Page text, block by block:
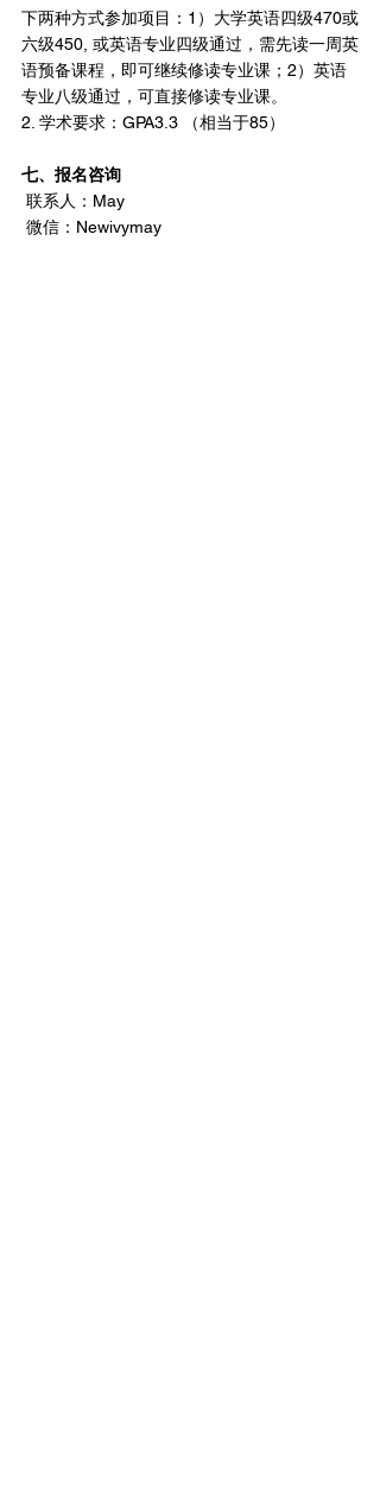
下两种方式参加项目：1）大学英语四级470或
六级450, 或英语专业四级通过，需先读一周英
语预备课程，即可继续修读专业课；2）英语
专业八级通过，可直接修读专业课。
2. 学术要求：GPA3.3 （相当于85）
七、报名咨询
联系人：May
微信：Newivymay